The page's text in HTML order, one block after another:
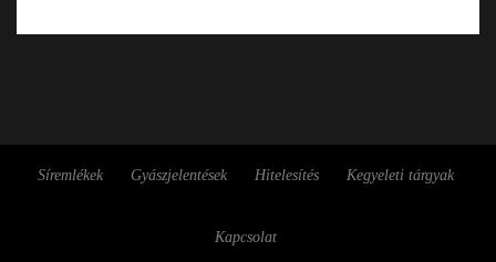
Síremlékek Gyászjelentések Hitelesítés Kegyeleti tárgyak
Kapcsolat